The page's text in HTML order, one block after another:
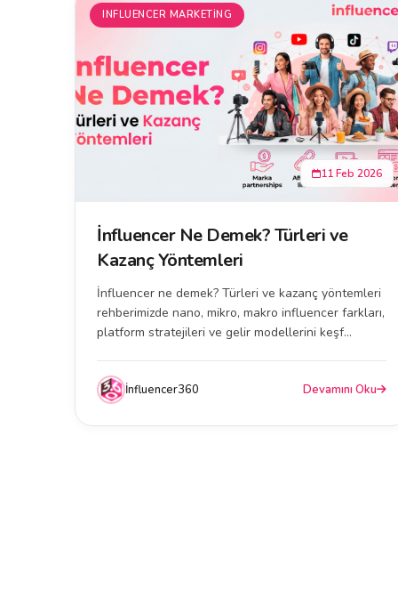
INFLUENCER MARKETING
11 Feb 2026
İnfluencer Ne Demek? Türleri ve
Kazanç Yöntemleri
İnfluencer ne demek? Türleri ve kazanç yöntemleri
rehberimizde nano, mikro, makro influencer farkları,
platform stratejileri ve gelir modellerini keşf...
İnfluencer360 Devamını Oku